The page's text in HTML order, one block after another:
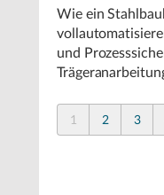
Wie ein
und
1 2 3